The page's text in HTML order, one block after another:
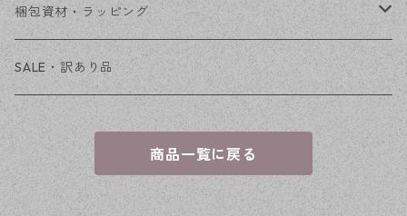
穴あき
穴なし
梱包資材・ラッピング
発送ボックス
アクセサリー台紙
OPP袋
SALE・訳あり品
商品一覧に戻る